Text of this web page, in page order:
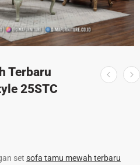
Terbaru
25STC
set sofa tamu mewah terbaru